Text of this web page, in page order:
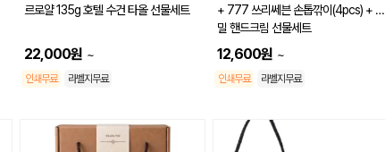
르로얄 135g 호텔 수건 타올 선물세트
22,000원 ~
인쇄무료 라벨지무료
+ 777 쓰리쎄븐 손톱깎이(4pcs) + 카
밀 핸드크림 선물세트
12,600원 ~
인쇄무료 라벨지무료